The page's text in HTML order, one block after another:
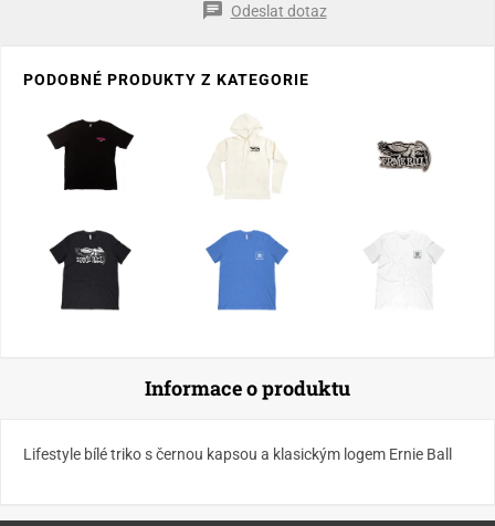
Odeslat dotaz
PODOBNÉ PRODUKTY Z KATEGORIE
Informace o produktu
Lifestyle bílé triko s černou kapsou a klasickým logem Ernie Ball